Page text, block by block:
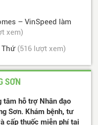
– VinSpeed làm
xem)
(516 lượt xem)
SƠN
tâm hỗ trợ Nhân đạo
Sơn. Khám bệnh, tư
cấp thuốc miễn phí tại